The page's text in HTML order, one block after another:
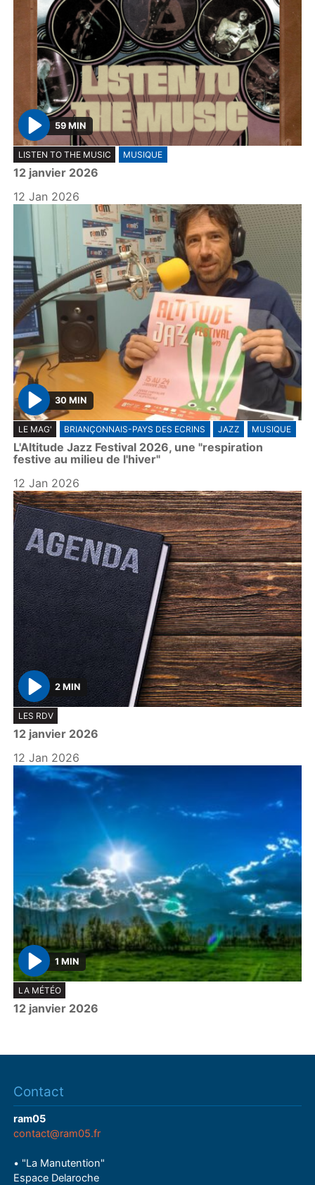
P
l
a
y
59 MIN
LISTEN TO THE MUSIC MUSIQUE
12 janvier 2026
12 Jan 2026
P
l
a
y
30 MIN
LE MAG' BRIANÇONNAIS-PAYS DES ECRINS JAZZ MUSIQUE
L'Altitude Jazz Festival 2026, une "respiration
festive au milieu de l'hiver"
12 Jan 2026
P
l
a
y
2 MIN
LES RDV
12 janvier 2026
12 Jan 2026
P
l
a
1 MIN
LA MÉTÉO
12 janvier 2026
Contact
ram05
contact@ram05.fr
• "La Manutention"
Espace Delaroche